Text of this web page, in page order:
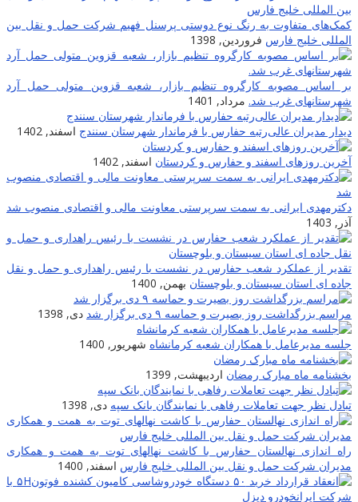
کمک‌های متفاوت به رنگ نوع دوستی پرسنل فهیم شرکت حمل و نقل بین
المللی خلیج فارس فروردین, 1398
بر اساس مصوبه کارگروه تنظیم بازار، شعبه قزوین متولی حمل آرد
شهرستانهای غرب شد. مرداد, 1401
دیدار مدیران عالی‌رتبه حفارس با فرماندار شهرستان سنندج اسفند, 1402
آخرین روزهای اسفند و حفارس و کردستان اسفند, 1402
دکترمهدی ایرانی به سمت سرپرستی معاونت مالی و اقتصادی منصوب شد
آذر, 1403
تقدیر از عملکرد شعب حفارس در نشست با رئیس راهداری و حمل و نقل
جاده ای استان سیستان و بلوچستان بهمن, 1400
مراسم بزرگداشت روز بصیرت و حماسه ۹ دی برگزار شد
دی, 1398
جلسه مدیرعامل با همکاران شعبه کرمانشاه شهریور, 1400
بخشنامه ماه مبارک رمضان اردیبهشت, 1399
تبادل نظر جهت تعاملات رفاهی با نمایندگان بانک سپه دی, 1398
راه اندازی نهالستان حفارس با کاشت نهالهای توت به همت و همکاری
مدیران شرکت حمل و نقل بین المللی خلیج فارس اسفند, 1400